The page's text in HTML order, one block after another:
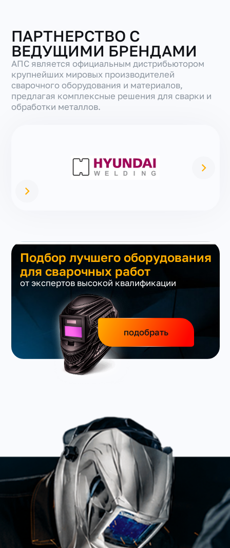
ПАРТНЕРСТВО С
ВЕДУЩИМИ БРЕНДАМИ
АПС является официальным дистрибьютором
крупнейших мировых производителей
сварочного оборудования и материалов,
предлагая комплексные решения для сварки и
обработки металлов.
Подбор лучшего оборудования
для сварочных работ
от экспертов высокой квалификации
подобрать